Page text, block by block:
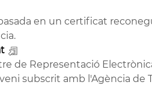
en un certificat
de Representació
subscrit amb l'Agència